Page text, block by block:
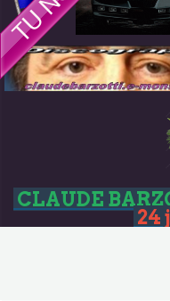
CLAUDE
24